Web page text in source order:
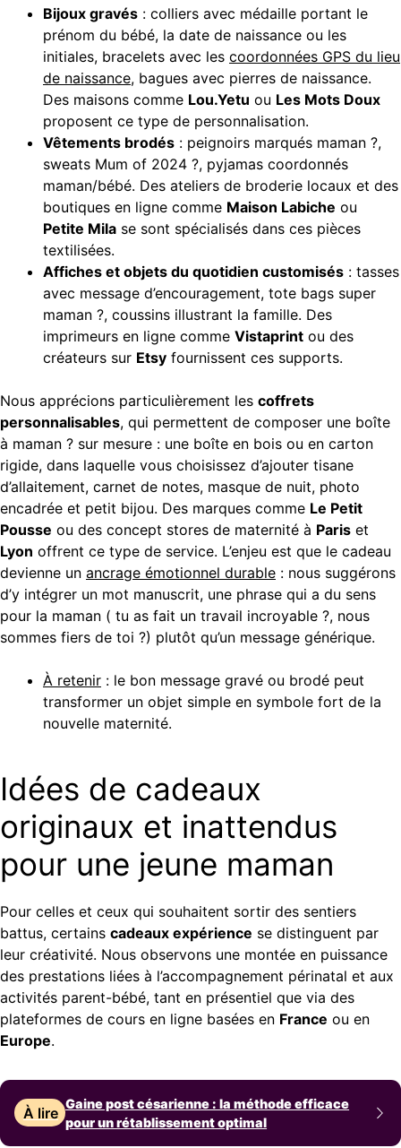
Bijoux gravés : colliers avec médaille portant le
prénom du bébé, la date de naissance ou les
initiales, bracelets avec les coordonnées GPS du lieu
de naissance, bagues avec pierres de naissance.
Des maisons comme Lou.Yetu ou Les Mots Doux
proposent ce type de personnalisation.
Vêtements brodés : peignoirs marqués maman ?,
sweats Mum of 2024 ?, pyjamas coordonnés
maman/bébé. Des ateliers de broderie locaux et des
boutiques en ligne comme Maison Labiche ou
Petite Mila se sont spécialisés dans ces pièces
textilisées.
Affiches et objets du quotidien customisés : tasses
avec message d’encouragement, tote bags super
maman ?, coussins illustrant la famille. Des
imprimeurs en ligne comme Vistaprint ou des
créateurs sur Etsy fournissent ces supports.
Nous apprécions particulièrement les coffrets
personnalisables, qui permettent de composer une boîte
à maman ? sur mesure : une boîte en bois ou en carton
rigide, dans laquelle vous choisissez d’ajouter tisane
d’allaitement, carnet de notes, masque de nuit, photo
encadrée et petit bijou. Des marques comme Le Petit
Pousse ou des concept stores de maternité à Paris et
Lyon offrent ce type de service. L’enjeu est que le cadeau
devienne un ancrage émotionnel durable : nous suggérons
d’y intégrer un mot manuscrit, une phrase qui a du sens
pour la maman ( tu as fait un travail incroyable ?, nous
sommes fiers de toi ?) plutôt qu’un message générique.
À retenir : le bon message gravé ou brodé peut
transformer un objet simple en symbole fort de la
nouvelle maternité.
Idées de cadeaux
originaux et inattendus
pour une jeune maman
Pour celles et ceux qui souhaitent sortir des sentiers
battus, certains cadeaux expérience se distinguent par
leur créativité. Nous observons une montée en puissance
des prestations liées à l’accompagnement périnatal et aux
activités parent-bébé, tant en présentiel que via des
plateformes de cours en ligne basées en France ou en
Europe.
À lire
Gaine post césarienne : la méthode efficace
pour un rétablissement optimal